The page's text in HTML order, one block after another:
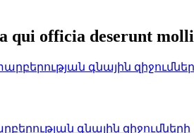
qui officia deserunt
գնային զիջումների